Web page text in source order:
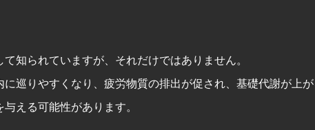
知られていますが、それだけではありません。
巡りやすくなり、疲労物質の排出が促され、基礎代謝が上
える可能性があります。